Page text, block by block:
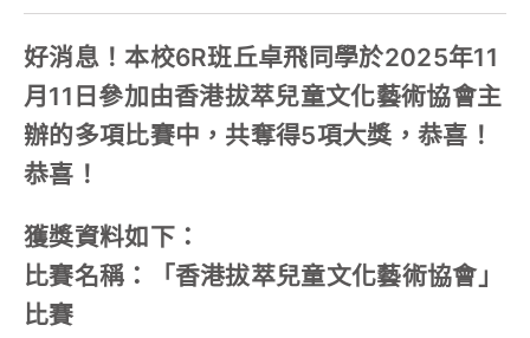
聯絡我們
好消息！本校6R班丘卓飛同學於2025年11
月11日參加由香港拔萃兒童文化藝術協會主
辦的多項比賽中，共奪得5項大獎，恭喜！
恭喜！
獲獎資料如下：
比賽名稱：「香港拔萃兒童文化藝術協會」
比賽